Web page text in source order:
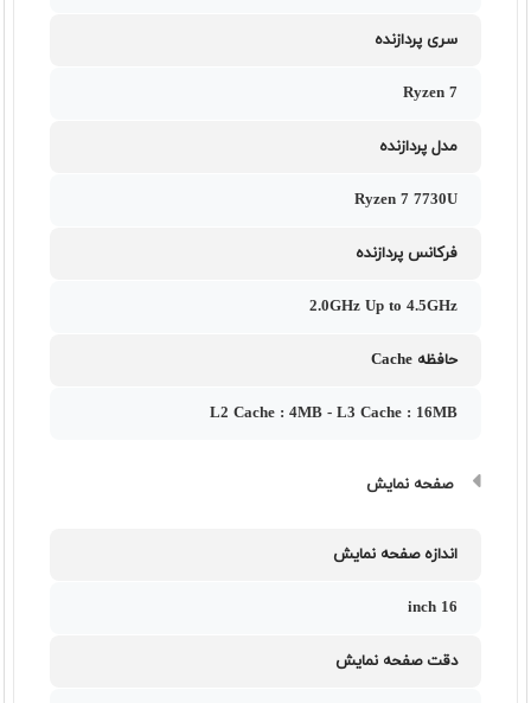
سری پردازنده
Ryzen 7
مدل پردازنده
Ryzen 7 7730U
فرکانس پردازنده
2.0GHz Up to 4.5GHz
حافظه Cache
L2 Cache : 4MB - L3 Cache : 16MB
صفحه نمایش
اندازه صفحه نمایش
16 inch
دقت صفحه نمایش